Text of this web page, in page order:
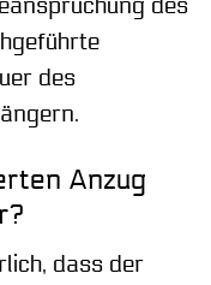
des
des
Anzug
dass der